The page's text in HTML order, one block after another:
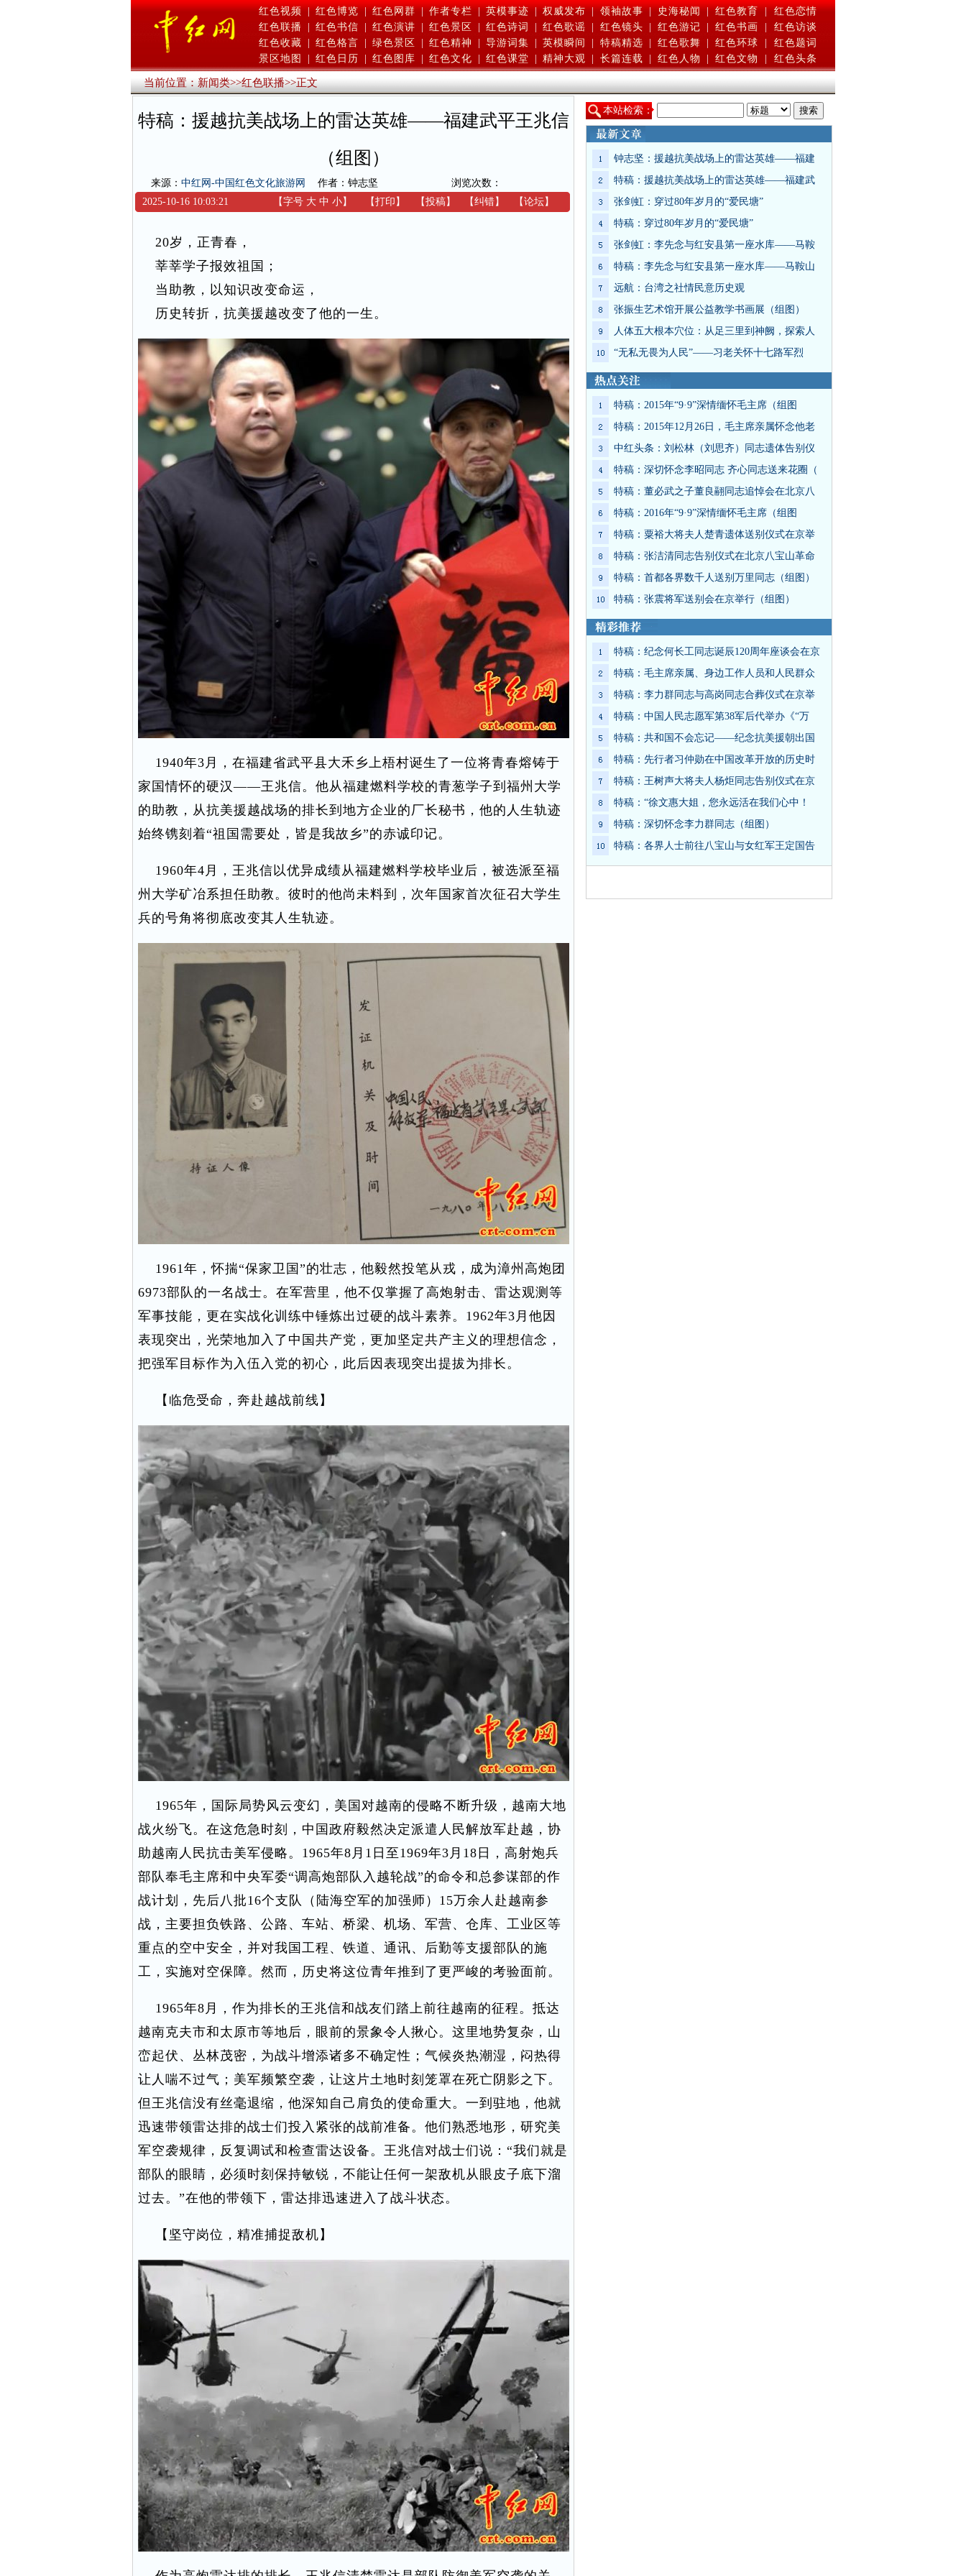
红色视频 | 红色博览 | 红色网群 | 作者专栏 | 英模事迹 | 权威发布 | 领袖故事 | 史海秘闻 | 红色教育 |
红色恋情
红色联播
红色书信 红色演讲 红色景区 红色诗词 红色歌谣 红色镜头 红色游记 红色书画
红色访谈
红色收藏
红色格言 绿色景区 红色精神 导游词集 英模瞬间 特稿精选 红色歌舞 红色环球
红色题词
景区地图
红色日历 红色图库 红色文化 红色课堂 精神大观 长篇连载 红色人物 红色文物 红色头条
当前位置：新闻类>>红色联播>>正文
特稿：援越抗美战场上的雷达英雄——福建武平王兆信
（组图）
来源： 中红网-中国红色文化旅游网 作者：钟志坚
浏览次数：
2025-10-16 10:03:21
【字号 大 中 小】 【打印 】 【投稿】 【纠错】 【论坛】
20岁，正青春，
莘莘学子报效祖国；
当助教，以知识改变命运，
历史转折，抗美援越改变了他的一生。
1940年3月，在福建省武平县大禾乡上梧村诞生了一位将青春熔铸于
家国情怀的硬汉——王兆信。他从福建燃料学校的青葱学子到福州大学
的助教，从抗美援越战场的排长到地方企业的厂长秘书，他的人生轨迹
始终镌刻着“祖国需要处，皆是我故乡”的赤诚印记。
1960年4月，王兆信以优异成绩从福建燃料学校毕业后，被选派至福
州大学矿冶系担任助教。彼时的他尚未料到，次年国家首次征召大学生
兵的号角将彻底改变其人生轨迹。
1961年，怀揣“保家卫国”的壮志，他毅然投笔从戎，成为漳州高炮团
6973部队的一名战士。在军营里，他不仅掌握了高炮射击、雷达观测等
军事技能，更在实战化训练中锤炼出过硬的战斗素养。1962年3月他因
表现突出，光荣地加入了中国共产党，更加坚定共产主义的理想信念，
把强军目标作为入伍入党的初心，此后因表现突出提拔为排长。
【临危受命，奔赴越战前线】
1965年，国际局势风云变幻，美国对越南的侵略不断升级，越南大地
战火纷飞。在这危急时刻，中国政府毅然决定派遣人民解放军赴越，协
助越南人民抗击美军侵略。1965年8月1日至1969年3月18日，高射炮兵
部队奉毛主席和中央军委“调高炮部队入越轮战”的命令和总参谋部的作
战计划，先后八批16个支队（陆海空军的加强师）15万余人赴越南参
战，主要担负铁路、公路、车站、桥梁、机场、军营、仓库、工业区等
重点的空中安全，并对我国工程、铁道、通讯、后勤等支援部队的施
工，实施对空保障。然而，历史将这位青年推到了更严峻的考验面前。
1965年8月，作为排长的王兆信和战友们踏上前往越南的征程。抵达
越南克夫市和太原市等地后，眼前的景象令人揪心。这里地势复杂，山
峦起伏、丛林茂密，为战斗增添诸多不确定性；气候炎热潮湿，闷热得
让人喘不过气；美军频繁空袭，让这片土地时刻笼罩在死亡阴影之下。
但王兆信没有丝毫退缩，他深知自己肩负的使命重大。一到驻地，他就
迅速带领雷达排的战士们投入紧张的战前准备。他们熟悉地形，研究美
军空袭规律，反复调试和检查雷达设备。王兆信对战士们说：“我们就是
部队的眼睛，必须时刻保持敏锐，不能让任何一架敌机从眼皮子底下溜
过去。”在他的带领下，雷达排迅速进入了战斗状态。
【坚守岗位，精准捕捉敌机】
本站检索：
钟志坚：援越抗美战场上的雷达英雄——福建
特稿：援越抗美战场上的雷达英雄——福建武
张剑虹：穿过80年岁月的“爱民塘”
特稿：穿过80年岁月的“爱民塘”
张剑虹：李先念与红安县第一座水库——马鞍
特稿：李先念与红安县第一座水库——马鞍山
远航：台湾之社情民意历史观
张振生艺术馆开展公益教学书画展（组图）
人体五大根本穴位：从足三里到神阙，探索人
“无私无畏为人民”——习老关怀十七路军烈
特稿：2015年“9·9”深情缅怀毛主席（组图
特稿：2015年12月26日，毛主席亲属怀念他老
中红头条：刘松林（刘思齐）同志遗体告别仪
特稿：深切怀念李昭同志 齐心同志送来花圈（
特稿：董必武之子董良翮同志追悼会在北京八
特稿：2016年“9·9”深情缅怀毛主席（组图
特稿：粟裕大将夫人楚青遗体送别仪式在京举
特稿：张洁清同志告别仪式在北京八宝山革命
特稿：首都各界数千人送别万里同志（组图）
特稿：张震将军送别会在京举行（组图）
特稿：纪念何长工同志诞辰120周年座谈会在京
特稿：毛主席亲属、身边工作人员和人民群众
特稿：李力群同志与高岗同志合葬仪式在京举
特稿：中国人民志愿军第38军后代举办《“万
特稿：共和国不会忘记——纪念抗美援朝出国
特稿：先行者习仲勋在中国改革开放的历史时
特稿：王树声大将夫人杨炬同志告别仪式在京
特稿：“徐文惠大姐，您永远活在我们心中！
特稿：深切怀念李力群同志（组图）
特稿：各界人士前往八宝山与女红军王定国告